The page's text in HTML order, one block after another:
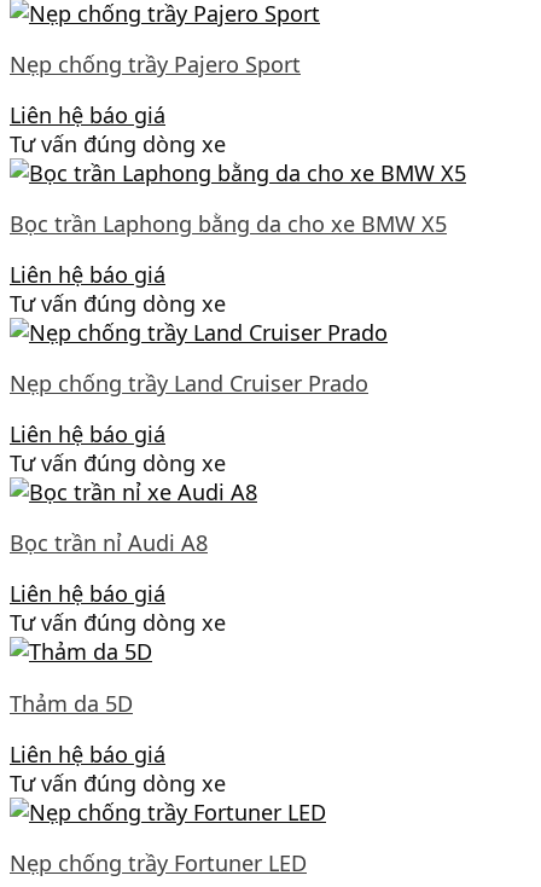
Nẹp chống trầy Pajero Sport
Liên hệ báo giá
Tư vấn đúng dòng xe
Bọc trần Laphong bằng da cho xe BMW X5
Liên hệ báo giá
Tư vấn đúng dòng xe
Nẹp chống trầy Land Cruiser Prado
Liên hệ báo giá
Tư vấn đúng dòng xe
Bọc trần nỉ Audi A8
Liên hệ báo giá
Tư vấn đúng dòng xe
Thảm da 5D
Liên hệ báo giá
Tư vấn đúng dòng xe
Nẹp chống trầy Fortuner LED